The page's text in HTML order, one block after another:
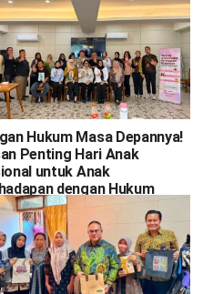
Hukum Masa Depannya!
Penting Hari Anak
untuk Anak
dengan Hukum